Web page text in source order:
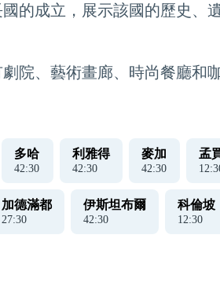
的成立，展示該國的歷史、
院、藝術畫廊、時尚餐廳和
多哈
42:31
利雅得
42:31
麥加
42:31
孟
12:
加德滿都
27:31
伊斯坦布爾
42:31
科倫坡
12:31